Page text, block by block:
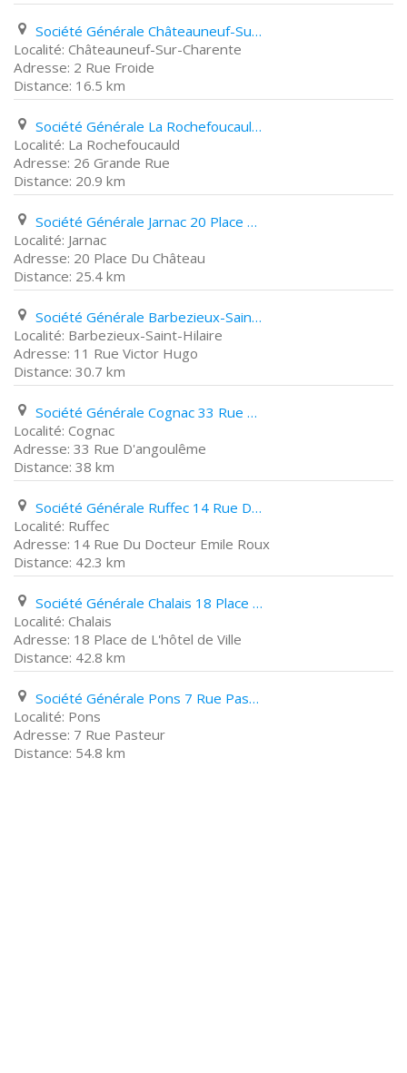
Société Générale Châteauneuf-Sur-Charente 2 Rue Froide
Châteauneuf-Sur-Charente
2 Rue Froide
16.5 km
Société Générale La Rochefoucauld 26 Grande Rue
La Rochefoucauld
26 Grande Rue
20.9 km
Société Générale Jarnac 20 Place Du Château
Jarnac
20 Place Du Château
25.4 km
Société Générale Barbezieux-Saint-Hilaire 11 Rue Victor Hugo
Barbezieux-Saint-Hilaire
11 Rue Victor Hugo
30.7 km
Société Générale Cognac 33 Rue D'angoulême
Cognac
33 Rue D'angoulême
38 km
Société Générale Ruffec 14 Rue Du Docteur Emile Roux
Ruffec
14 Rue Du Docteur Emile Roux
42.3 km
Société Générale Chalais 18 Place de L'hôtel de Ville
Chalais
18 Place de L'hôtel de Ville
42.8 km
Société Générale Pons 7 Rue Pasteur
Pons
7 Rue Pasteur
54.8 km